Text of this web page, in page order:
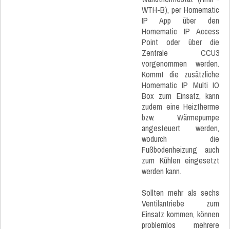
WTH-B), per Homematic
IP App über den
Homematic IP Access
Point oder über die
Zentrale CCU3
vorgenommen werden.
Kommt die zusätzliche
Homematic IP Multi IO
Box zum Einsatz, kann
zudem eine Heiztherme
bzw. Wärmepumpe
angesteuert werden,
wodurch die
Fußbodenheizung auch
zum Kühlen eingesetzt
werden kann.
Sollten mehr als sechs
Ventilantriebe zum
Einsatz kommen, können
problemlos mehrere